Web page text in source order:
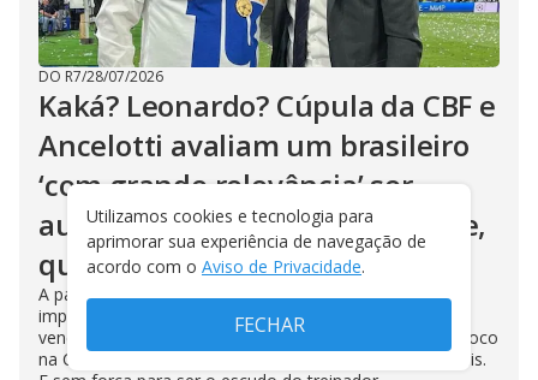
DO R7/28/07/2026
Kaká? Leonardo? Cúpula da CBF e
Ancelotti avaliam um brasileiro
‘com grande relevância’ ser
auxiliar, na vaga do filho Davide,
que foi para o Lille
A palavra final será de Carlo Ancelotti. Mas há pessoas
importantes da CBF que consideram que um ídolo
vencedor, nascido neste país, faria bem ao ciclo, com foco
na Copa de 2030. Juan, ex-Flamengo, foi discreto demais.
Utilizamos cookies e tecnologia para
aprimorar sua experiência de navegação de
acordo com o Aviso de Privacidade.
FECHAR